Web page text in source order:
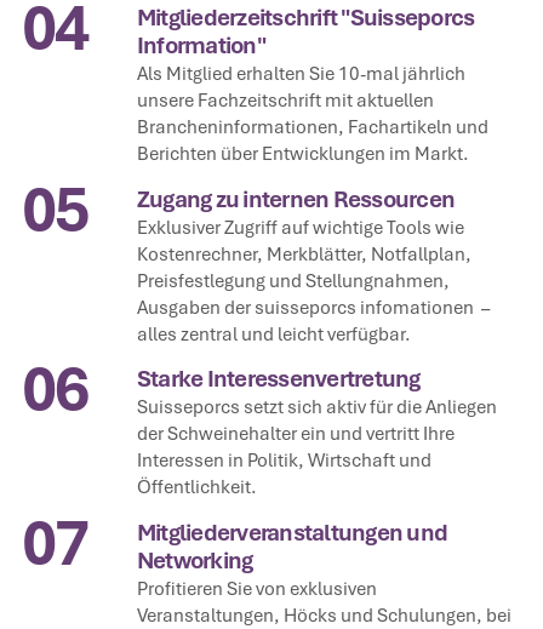
04
Mitgliederzeitschrift "Suisseporcs
Information"
Als Mitglied erhalten Sie 10-mal jährlich
unsere Fachzeitschrift mit aktuellen
Brancheninformationen, Fachartikeln und
Berichten über Entwicklungen im Markt.
05 Zugang zu internen Ressourcen
Exklusiver Zugriff auf wichtige Tools wie
Kostenrechner, Merkblätter, Notfallplan,
Preisfestlegung und Stellungnahmen,
Ausgaben der suisseporcs infomationen –
alles zentral und leicht verfügbar.
06 Starke Interessenvertretung
Suisseporcs setzt sich aktiv für die Anliegen
der Schweinehalter ein und vertritt Ihre
Interessen in Politik, Wirtschaft und
Öffentlichkeit.
07
Mitgliederveranstaltungen und
Networking
Profitieren Sie von exklusiven
Veranstaltungen, Höcks und Schulungen, bei